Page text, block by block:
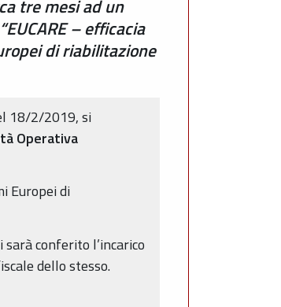
tre mesi ad un
– efficacia
di riabilitazione
18/2/2019, si
Operativa
Europei di
conferito l’incarico
dello stesso.